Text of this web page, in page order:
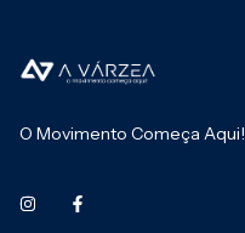
O Movimento Começa Aqui!